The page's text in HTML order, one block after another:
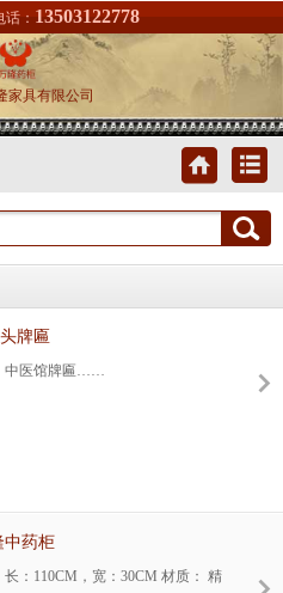
： 13503122778
家具有限公司
牌匾
中医馆牌匾……
中药柜
长：110CM，宽：30CM 材质： 精